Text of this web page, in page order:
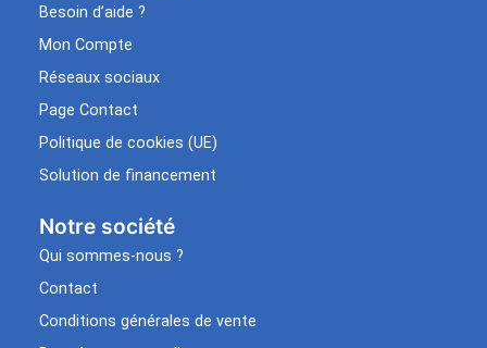
Besoin d’aide ?
Mon Compte
Réseaux sociaux
Page Contact
Politique de cookies (UE)
Solution de financement
Notre société
Qui sommes-nous ?
Contact
Conditions générales de vente